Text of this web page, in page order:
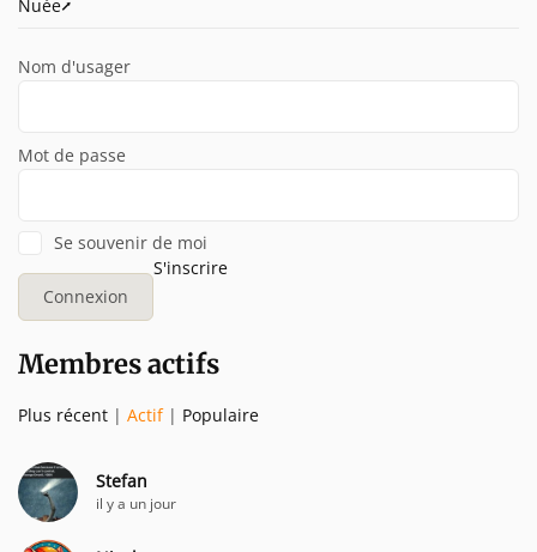
Nuée⭧
Nom d'usager
Mot de passe
Se souvenir de moi
S'inscrire
Membres actifs
Plus récent | Actif | Populaire
Stefan
il y a un jour